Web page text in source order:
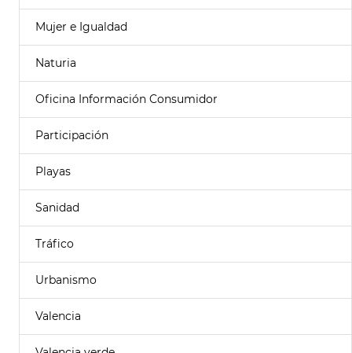
Mujer e Igualdad
Naturia
Oficina Información Consumidor
Participación
Playas
Sanidad
Tráfico
Urbanismo
Valencia